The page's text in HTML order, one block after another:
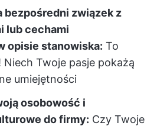
bezpośredni związek z
lub cechami
opisie stanowiska: To
Niech Twoje pasje pokażą
umiejętności
osobowość i
do firmy: Czy Twoje